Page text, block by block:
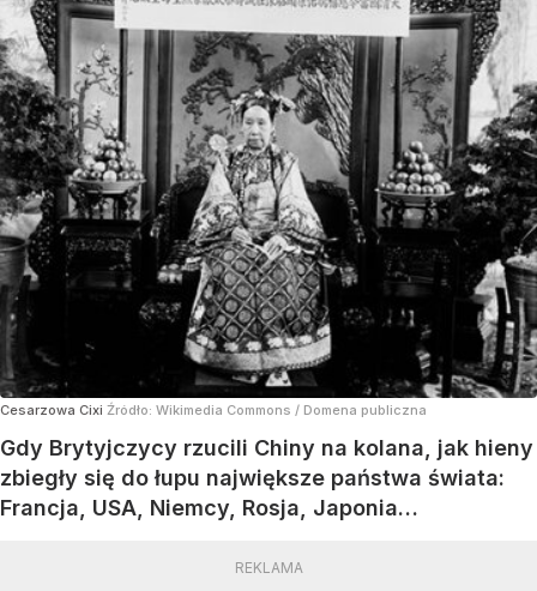
Cesarzowa Cixi Źródło: Wikimedia Commons / Domena publiczna
Gdy Brytyjczycy rzucili Chiny na kolana, jak hieny
zbiegły się do łupu największe państwa świata:
Francja, USA, Niemcy, Rosja, Japonia…